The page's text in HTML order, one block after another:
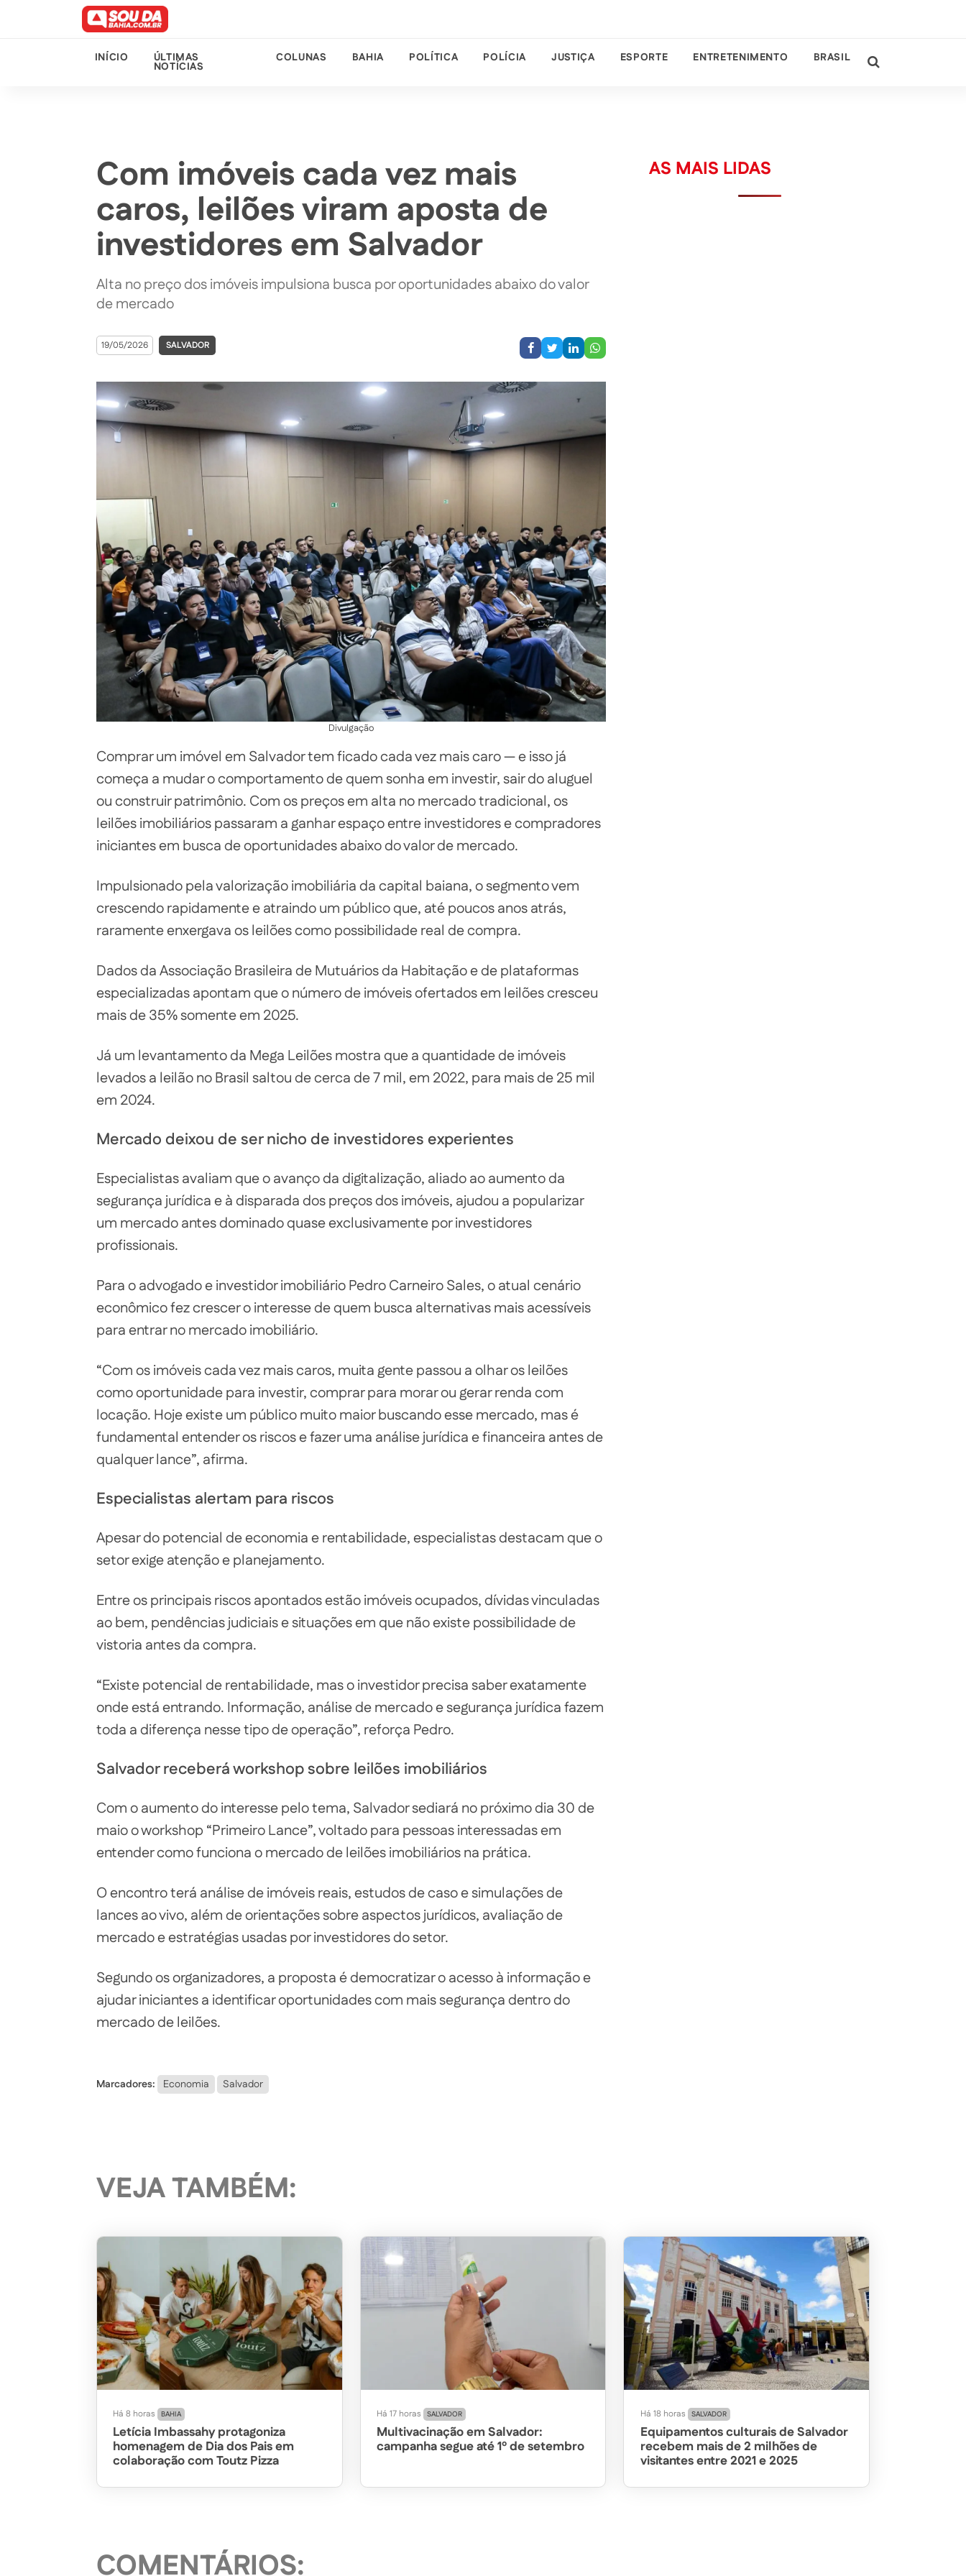
INÍCIO ÚLTIMAS
NOTÍCIAS
COLUNAS BAHIA POLÍTICA POLÍCIA JUSTIÇA ESPORTE ENTRETENIMENTO BRASIL
Com imóveis cada vez mais
caros, leilões viram aposta de
investidores em Salvador
Alta no preço dos imóveis impulsiona busca por oportunidades abaixo do valor
de mercado
19/05/2026 SALVADOR
Divulgação
Comprar um imóvel em Salvador tem ficado cada vez mais caro — e isso já
começa a mudar o comportamento de quem sonha em investir, sair do aluguel
ou construir patrimônio. Com os preços em alta no mercado tradicional, os
leilões imobiliários passaram a ganhar espaço entre investidores e compradores
iniciantes em busca de oportunidades abaixo do valor de mercado.
Impulsionado pela valorização imobiliária da capital baiana, o segmento vem
crescendo rapidamente e atraindo um público que, até poucos anos atrás,
raramente enxergava os leilões como possibilidade real de compra.
Dados da Associação Brasileira de Mutuários da Habitação e de plataformas
especializadas apontam que o número de imóveis ofertados em leilões cresceu
mais de 35% somente em 2025.
Já um levantamento da Mega Leilões mostra que a quantidade de imóveis
levados a leilão no Brasil saltou de cerca de 7 mil, em 2022, para mais de 25 mil
em 2024.
Mercado deixou de ser nicho de investidores experientes
Especialistas avaliam que o avanço da digitalização, aliado ao aumento da
segurança jurídica e à disparada dos preços dos imóveis, ajudou a popularizar
um mercado antes dominado quase exclusivamente por investidores
profissionais.
Para o advogado e investidor imobiliário Pedro Carneiro Sales, o atual cenário
econômico fez crescer o interesse de quem busca alternativas mais acessíveis
para entrar no mercado imobiliário.
“Com os imóveis cada vez mais caros, muita gente passou a olhar os leilões
como oportunidade para investir, comprar para morar ou gerar renda com
locação. Hoje existe um público muito maior buscando esse mercado, mas é
fundamental entender os riscos e fazer uma análise jurídica e financeira antes de
qualquer lance”, afirma.
Especialistas alertam para riscos
Apesar do potencial de economia e rentabilidade, especialistas destacam que o
setor exige atenção e planejamento.
Entre os principais riscos apontados estão imóveis ocupados, dívidas vinculadas
ao bem, pendências judiciais e situações em que não existe possibilidade de
vistoria antes da compra.
“Existe potencial de rentabilidade, mas o investidor precisa saber exatamente
onde está entrando. Informação, análise de mercado e segurança jurídica fazem
toda a diferença nesse tipo de operação”, reforça Pedro.
Salvador receberá workshop sobre leilões imobiliários
Com o aumento do interesse pelo tema, Salvador sediará no próximo dia 30 de
maio o workshop “Primeiro Lance”, voltado para pessoas interessadas em
entender como funciona o mercado de leilões imobiliários na prática.
O encontro terá análise de imóveis reais, estudos de caso e simulações de
lances ao vivo, além de orientações sobre aspectos jurídicos, avaliação de
mercado e estratégias usadas por investidores do setor.
Segundo os organizadores, a proposta é democratizar o acesso à informação e
ajudar iniciantes a identificar oportunidades com mais segurança dentro do
mercado de leilões.
Marcadores: Economia Salvador
AS MAIS LIDAS
VEJA TAMBÉM:
Há 8 horas BAHIA
Letícia Imbassahy protagoniza
homenagem de Dia dos Pais em
colaboração com Toutz Pizza
Há 17 horas SALVADOR
Multivacinação em Salvador:
campanha segue até 1º de setembro
Há 18 horas SALVADOR
Equipamentos culturais de Salvador
recebem mais de 2 milhões de
visitantes entre 2021 e 2025
COMENTÁRIOS: